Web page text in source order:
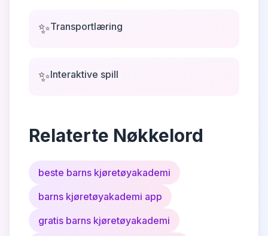
✨Transportlæring
✨Interaktive spill
Relaterte Nøkkelord
beste barns kjøretøyakademi
barns kjøretøyakademi app
gratis barns kjøretøyakademi